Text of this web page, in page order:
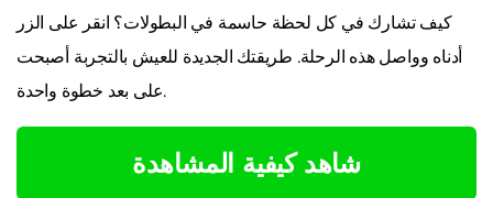
كيف تشارك في كل لحظة حاسمة في البطولات؟ انقر على الزر
أدناه وواصل هذه الرحلة. طريقتك الجديدة للعيش بالتجربة أصبحت
على بعد خطوة واحدة.
شاهد كيفية المشاهدة